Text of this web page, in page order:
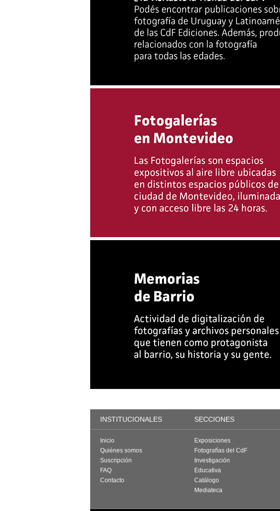
INSTITUCIONALES SECCIONES
Inicio
Quiénes somos
Suscripción
FAQ
Contacto
Exposiciones
Fotografías del CdF
Investigación
Educativa
Catálogo
Mediateca